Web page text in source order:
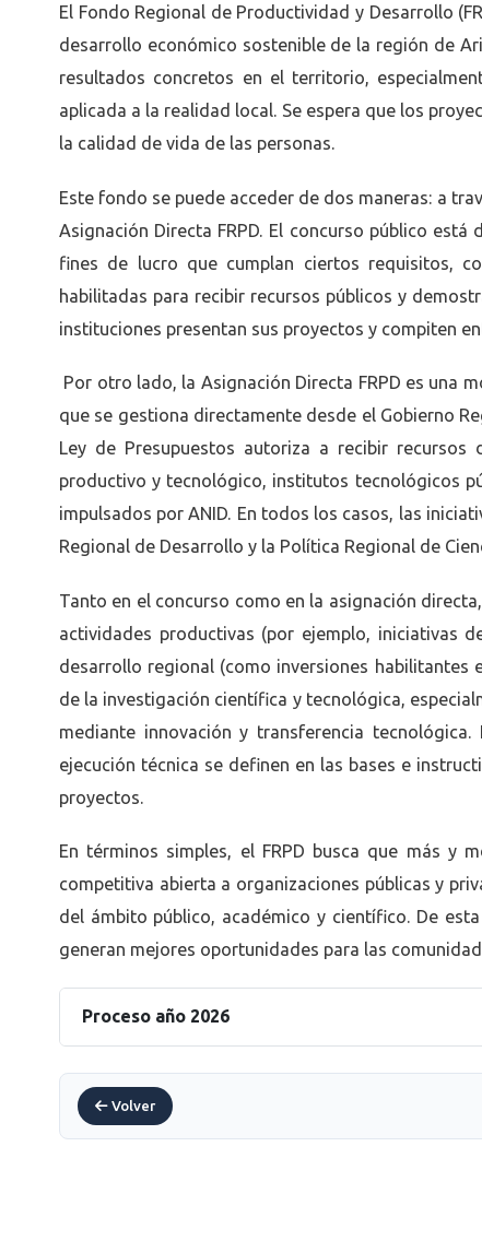
El Fondo Regional de Productividad y Desarrollo
desarrollo económico sostenible de la región de
resultados concretos en el territorio,
aplicada a la realidad local. Se espera que los
la calidad de vida de las personas.
Este fondo se puede acceder de dos maneras: a
Asignación Directa FRPD. El concurso público
fines de lucro que cumplan ciertos requisitos,
habilitadas para recibir recursos públicos y
instituciones presentan sus proyectos y compiten
Por otro lado, la Asignación Directa FRPD es una
que se gestiona directamente desde el Gobierno
Ley de Presupuestos autoriza a recibir
productivo y tecnológico, institutos tecnológicos
impulsados por ANID. En todos los casos, las
Regional de Desarrollo y la Política Regional de
Tanto en el concurso como en la asignación
actividades productivas (por ejemplo, iniciativas
desarrollo regional (como inversiones habilitantes
de la investigación científica y tecnológica,
mediante innovación y transferencia
ejecución técnica se definen en las bases e
proyectos.
En términos simples, el FRPD busca que más y
competitiva abierta a organizaciones públicas y
del ámbito público, académico y científico. De
generan mejores oportunidades para las
Proceso año 2026
Volver